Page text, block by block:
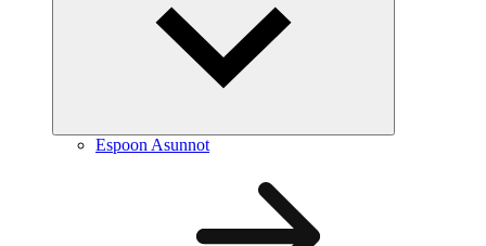
Espoon Asunnot